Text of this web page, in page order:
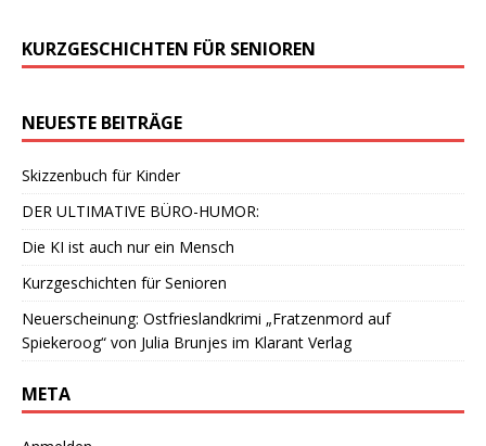
KURZGESCHICHTEN FÜR SENIOREN
NEUESTE BEITRÄGE
Skizzenbuch für Kinder
DER ULTIMATIVE BÜRO-HUMOR:
Die KI ist auch nur ein Mensch
Kurzgeschichten für Senioren
Neuerscheinung: Ostfrieslandkrimi „Fratzenmord auf
Spiekeroog“ von Julia Brunjes im Klarant Verlag
META